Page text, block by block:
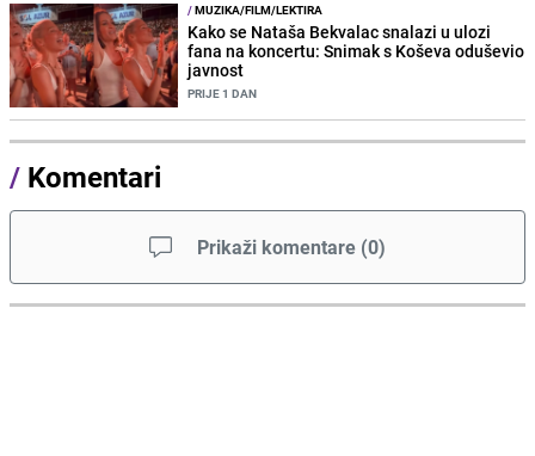
/MUZIKA/FILM/LEKTIRA
Kako se Nataša Bekvalac snalazi u ulozi
fana na koncertu: Snimak s Koševa oduševio
javnost
PRIJE 1 DAN
/ Komentari
Prikaži komentare (0)